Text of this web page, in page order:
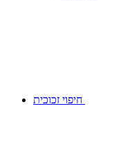
חיפוי זכוכית